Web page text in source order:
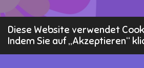
Diese Website verwendet
Indem Sie auf „Akzeptieren“
©